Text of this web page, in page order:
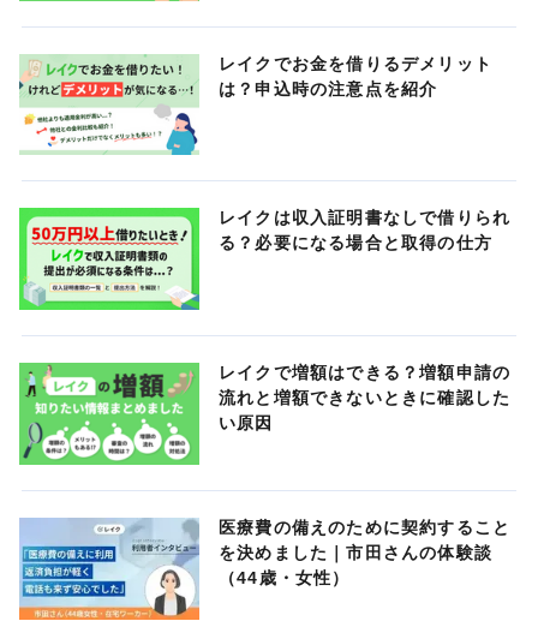
レイクでお金を借りるデメリット
は？申込時の注意点を紹介
レイクは収入証明書なしで借りられ
る？必要になる場合と取得の仕方
レイクで増額はできる？増額申請の
流れと増額できないときに確認した
い原因
医療費の備えのために契約すること
を決めました｜市田さんの体験談
（44歳・女性）